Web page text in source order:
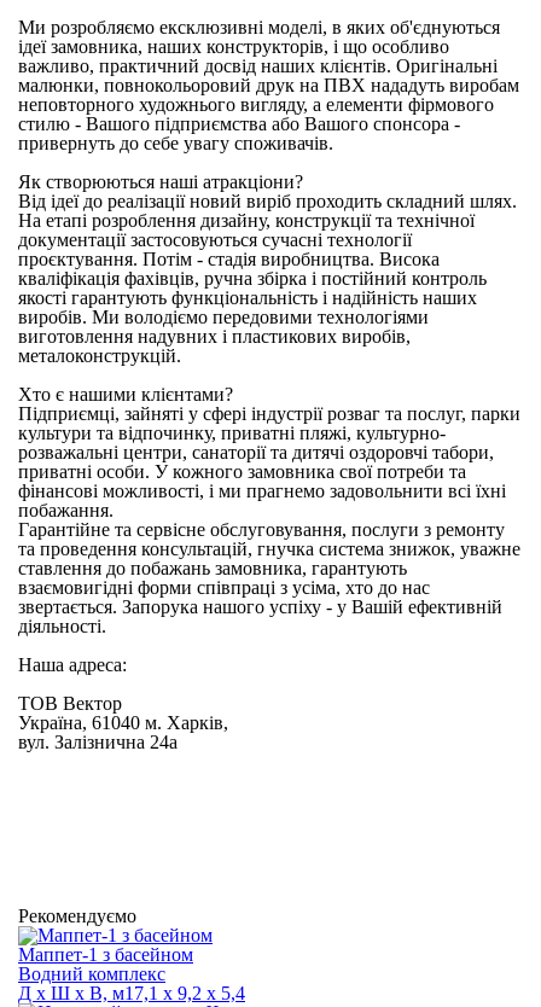
Ми розробляємо ексклюзивні моделі, в яких об'єднуються
ідеї замовника, наших конструкторів, і що особливо
важливо, практичний досвід наших клієнтів. Оригінальні
малюнки, повнокольоровий друк на ПВХ нададуть виробам
неповторного художнього вигляду, а елементи фірмового
стилю - Вашого підприємства або Вашого спонсора -
привернуть до себе увагу споживачів.
Як створюються наші атракціони?
Від ідеї до реалізації новий виріб проходить складний шлях.
На етапі розроблення дизайну, конструкції та технічної
документації застосовуються сучасні технології
проєктування. Потім - стадія виробництва. Висока
кваліфікація фахівців, ручна збірка і постійний контроль
якості гарантують функціональність і надійність наших
виробів. Ми володіємо передовими технологіями
виготовлення надувних і пластикових виробів,
металоконструкцій.
Хто є нашими клієнтами?
Підприємці, зайняті у сфері індустрії розваг та послуг, парки
культури та відпочинку, приватні пляжі, культурно-
розважальні центри, санаторії та дитячі оздоровчі табори,
приватні особи. У кожного замовника свої потреби та
фінансові можливості, і ми прагнемо задовольнити всі їхні
побажання.
Гарантійне та сервісне обслуговування, послуги з ремонту
та проведення консультацій, гнучка система знижок, уважне
ставлення до побажань замовника, гарантують
взаємовигідні форми співпраці з усіма, хто до нас
звертається. Запорука нашого успіху - у Вашій ефективній
діяльності.
Наша адреса:
ТОВ Вектор
Україна, 61040 м. Харків,
вул. Залізнична 24а
Рекомендуємо
Маппет-1 з басейном
Водний комплекс
Д х Ш х В, м17,1 х 9,2 х 5,4